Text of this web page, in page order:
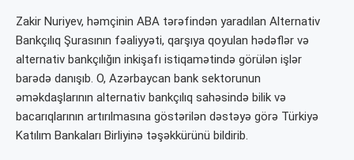
Zakir Nuriyev, həmçinin ABA tərəfindən yaradılan Alternativ
Bankçılıq Şurasının fəaliyyəti, qarşıya qoyulan hədəflər və
alternativ bankçılığın inkişafı istiqamətində görülən işlər
barədə danışıb. O, Azərbaycan bank sektorunun
əməkdaşlarının alternativ bankçılıq sahəsində bilik və
bacarıqlarının artırılmasına göstərilən dəstəyə görə Türkiyə
Katılım Bankaları Birliyinə təşəkkürünü bildirib.